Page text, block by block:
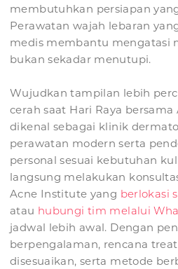
membutuhkan persiapan
Perawatan wajah lebaran
medis membantu mengatasi
bukan sekadar menutupi.
Wujudkan tampilan lebih
cerah saat Hari Raya
dikenal sebagai klinik
perawatan modern serta
personal sesuai kebutuhan
langsung melakukan
Acne Institute yang berlokasi
atau hubungi tim melalui
jadwal lebih awal. Dengan
berpengalaman, rencana
disesuaikan, serta metode